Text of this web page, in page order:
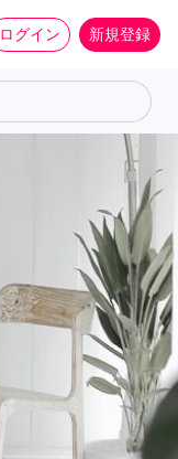
ログイン 新規登録